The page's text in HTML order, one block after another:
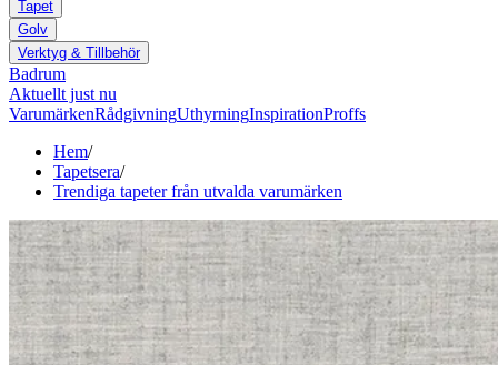
Tapet
Golv
Verktyg & Tillbehör
Badrum
Aktuellt just nu
VarumärkenRådgivningUthyrningInspirationProffs
Hem/
Tapetsera/
Trendiga tapeter från utvalda varumärken